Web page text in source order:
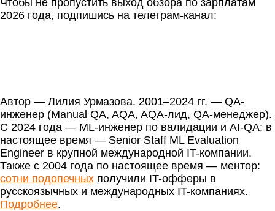
Чтобы не пропустить выход обзора по зарплатам
2026 года, подпишись на телеграм-канал:
Автор — Лилия Урмазова. 2001–2024 гг. — QA-
инженер (Manual QA, AQA, AQA-лид, QA-менеджер).
С 2024 года — ML-инженер по валидации и AI-QA; в
настоящее время — Senior Staff ML Evaluation
Engineer в крупной международной IT-компании.
Также с 2004 года по настоящее время — ментор:
сотни подопечных получили IT-офферы в
русскоязычных и международных IT-компаниях.
Подробнее.